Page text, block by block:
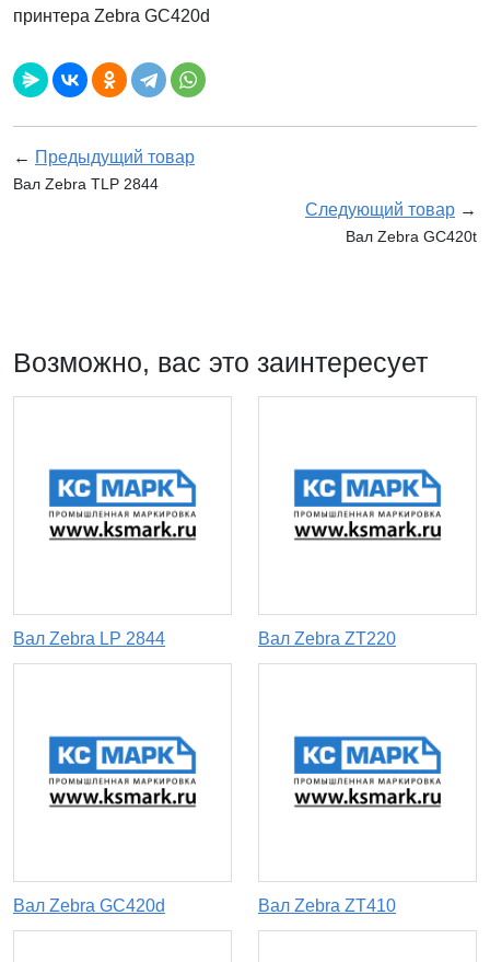
принтера Zebra GC420d
← Предыдущий товар
Вал Zebra TLP 2844
Следующий товар →
Вал Zebra GC420t
Возможно, вас это заинтересует
Вал Zebra LP 2844 Вал Zebra ZT220
Вал Zebra GC420d Вал Zebra ZT410